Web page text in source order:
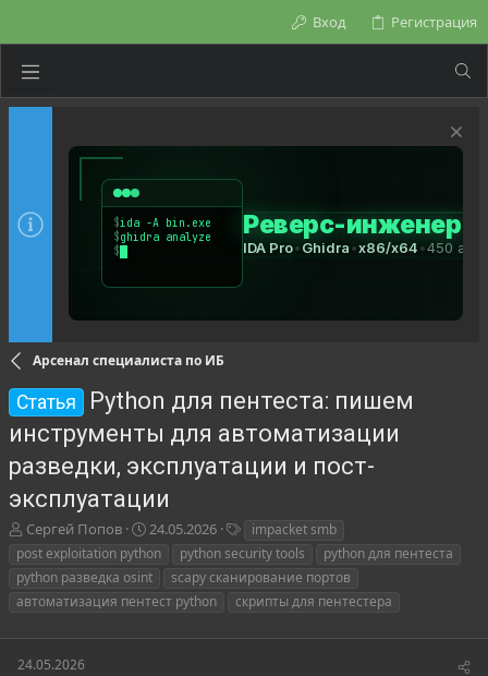
Вход Регистрация
Арсенал специалиста по ИБ
Статья
Python для пентеста: пишем
инструменты для автоматизации
разведки, эксплуатации и пост-
эксплуатации
А
в
о
р
е
м
Сергей Попов
Д
а
а
н
ч
24.05.2026
е
и
impacket smb
post exploitation python
python security tools
python для пентеста
python разведка osint
scapy сканирование портов
автоматизация пентест python
скрипты для пентестера
24.05.2026